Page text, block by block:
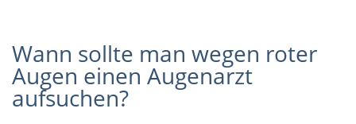
Wann sollte man wegen roter
Augen einen Augenarzt
aufsuchen?